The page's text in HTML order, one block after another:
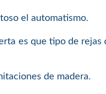
el automatismo.
es que tipo de
de madera.